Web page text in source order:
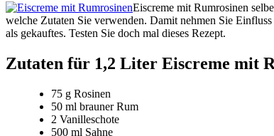
Eiscreme mit Rumrosinen
welche Zutaten Sie verwenden. Damit nehmen Sie
als gekauftes. Testen Sie doch mal dieses Rezept.
Zutaten für 1,2 Liter Eiscreme mit
75 g Rosinen
50 ml brauner Rum
2 Vanilleschote
500 ml Sahne